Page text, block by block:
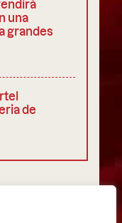
una
grandes
de